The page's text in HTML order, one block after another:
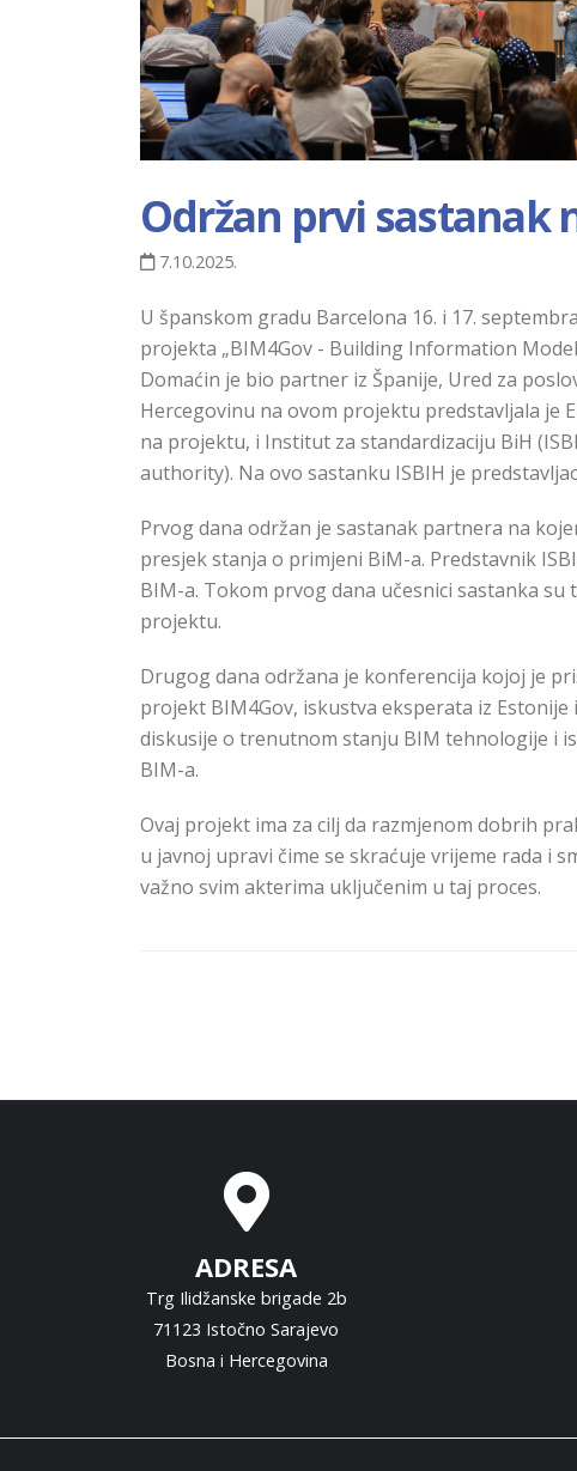
Održan prvi sastanak
7.10.2025.
U španskom gradu Barcelona 16. i 17.
projekta „BIM4Gov - Building Information
Domaćin je bio partner iz Španije, Ured za
Hercegovinu na ovom projektu predstavljala je
na projektu, i Institut za standardizaciju BiH
authority). Na ovo sastanku ISBIH je
Prvog dana održan je sastanak partnera na
presjek stanja o primjeni BiM-a. Predstavnik
BIM-a. Tokom prvog dana učesnici sastanka
projektu.
Drugog dana održana je konferencija kojoj je
projekt BIM4Gov, iskustva eksperata iz
diskusije o trenutnom stanju BIM tehnologije i
BIM-a.
Ovaj projekt ima za cilj da razmjenom dobrih
u javnoj upravi čime se skraćuje vrijeme rada i
važno svim akterima uključenim u taj proces.
ADRESA
Trg Ilidžanske brigade 2b
71123 Istočno Sarajevo
Bosna i Hercegovina